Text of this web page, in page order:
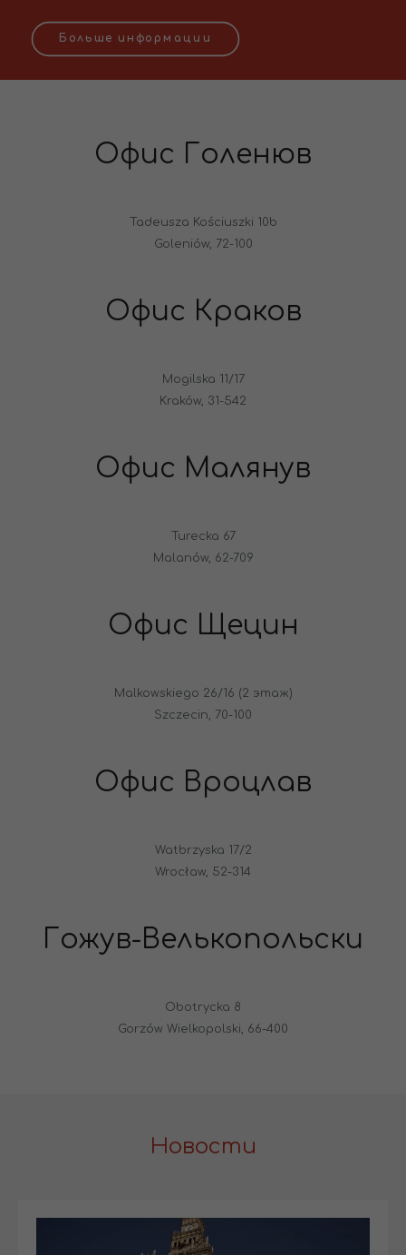
Больше информации
Офис Голенюв
Tadeusza Kościuszki 10b
Goleniów, 72-100
Офис Краков
Mogilska 11/17
Kraków, 31-542
Офис Малянув
Turecka 67
Malanów, 62-709
Офис Щецин
Malkowskiego 26/16 (2 этаж)
Szczecin, 70-100
Офис Вроцлав
Watbrzyska 17/2
Wrocław, 52-314
Гожув-Велькопольски
Obotrycka 8
Gorzów Wielkopolski, 66-400
Новости